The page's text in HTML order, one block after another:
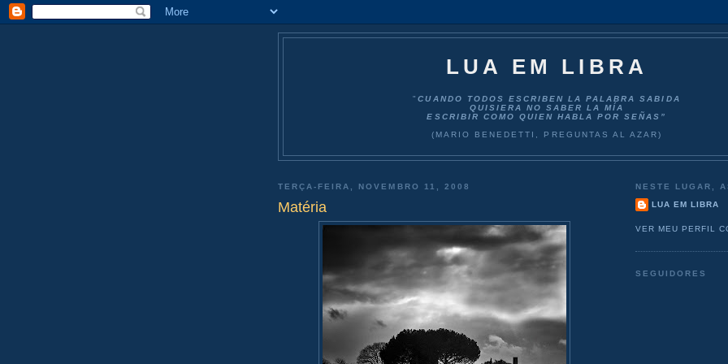
LUA EM LIBRA
"CUANDO TODOS ESCRIBEN LA PALABRA SABIDA
QUISIERA NO SABER LA MÍA
ESCRIBIR COMO QUIEN HABLA POR SEÑAS”
(MARIO BENEDETTI, PREGUNTAS AL AZAR)
TERÇA-FEIRA, NOVEMBRO 11, 2008
Matéria
NESTE LUGAR,
LUA EM LIBRA
VER MEU PERFIL
SEGUIDORES